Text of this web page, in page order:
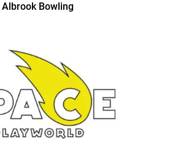
Albrook Bowling